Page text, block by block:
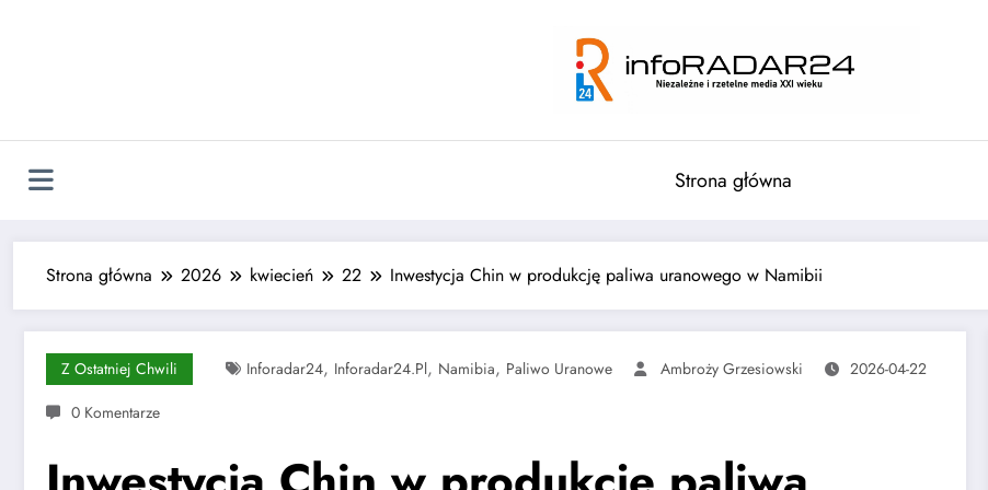
Strona główna
Strona główna 2026 kwiecień 22 Inwestycja Chin w produkcję paliwa uranowego w Namibii
Z Ostatniej Chwili Inforadar24, Inforadar24.pl, Namibia, Paliwo Uranowe Ambroży Grzesiowski
2026-04-22
0 Komentarze